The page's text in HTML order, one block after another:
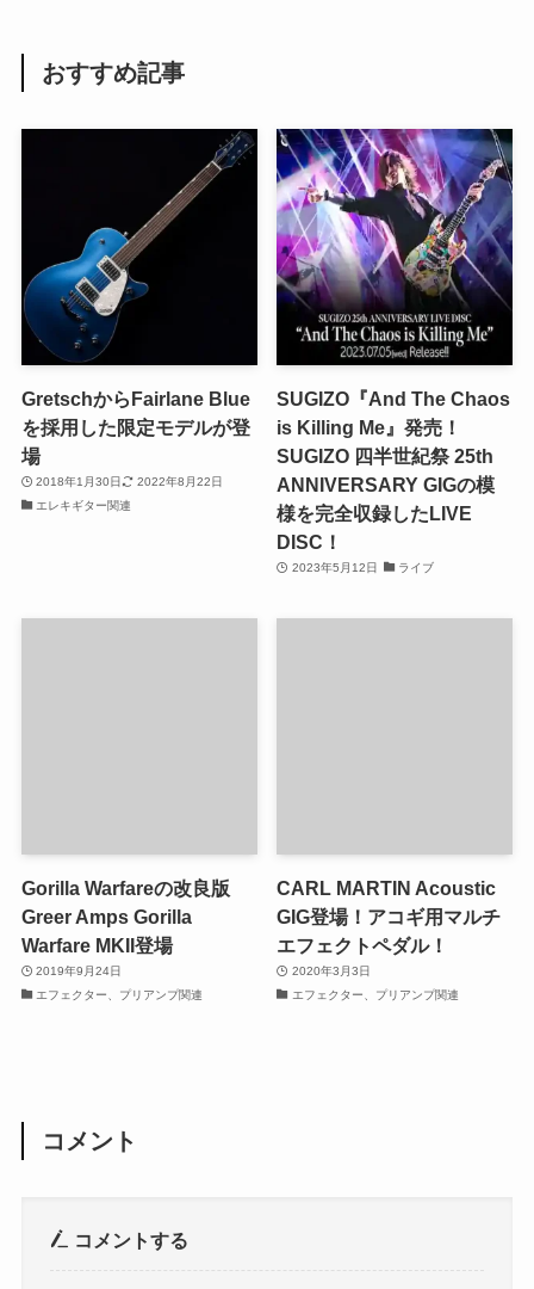
おすすめ記事
GretschからFairlane Blue
を採用した限定モデルが登
場
2018年1月30日
2022年8月22日
エレキギター関連
SUGIZO『And The Chaos
is Killing Me』発売！
SUGIZO 四半世紀祭 25th
ANNIVERSARY GIGの模
様を完全収録したLIVE
DISC！
2023年5月12日 ライブ
Gorilla Warfareの改良版
Greer Amps Gorilla
Warfare MKII登場
2019年9月24日
エフェクター、プリアンプ関連
CARL MARTIN Acoustic
GIG登場！アコギ用マルチ
エフェクトペダル！
2020年3月3日
エフェクター、プリアンプ関連
コメント
コメントする